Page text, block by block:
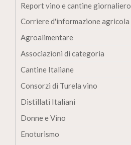
Report vino e cantine giornaliero
Corriere d'informazione agricola
Agroalimentare
Associazioni di categoria
Cantine Italiane
Consorzi di Turela vino
Distillati Italiani
Donne e Vino
Enoturismo